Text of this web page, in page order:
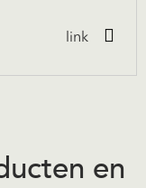
link
en